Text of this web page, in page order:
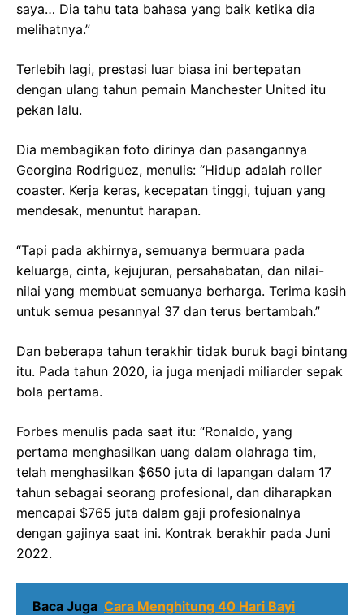
saya… Dia tahu tata bahasa yang baik ketika dia
melihatnya.”
Terlebih lagi, prestasi luar biasa ini bertepatan
dengan ulang tahun pemain Manchester United itu
pekan lalu.
Dia membagikan foto dirinya dan pasangannya
Georgina Rodriguez, menulis: “Hidup adalah roller
coaster. Kerja keras, kecepatan tinggi, tujuan yang
mendesak, menuntut harapan.
“Tapi pada akhirnya, semuanya bermuara pada
keluarga, cinta, kejujuran, persahabatan, dan nilai-
nilai yang membuat semuanya berharga. Terima kasih
untuk semua pesannya! 37 dan terus bertambah.”
Dan beberapa tahun terakhir tidak buruk bagi bintang
itu. Pada tahun 2020, ia juga menjadi miliarder sepak
bola pertama.
Forbes menulis pada saat itu: “Ronaldo, yang
pertama menghasilkan uang dalam olahraga tim,
telah menghasilkan $650 juta di lapangan dalam 17
tahun sebagai seorang profesional, dan diharapkan
mencapai $765 juta dalam gaji profesionalnya
dengan gajinya saat ini. Kontrak berakhir pada Juni
2022.
Baca Juga Cara Menghitung 40 Hari Bayi